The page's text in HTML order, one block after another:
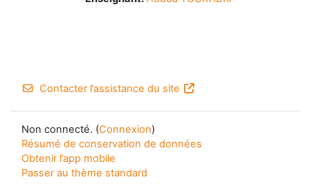
Contacter l’assistance du site
Non connecté. (Connexion)
Résumé de conservation de données
Obtenir l’app mobile
Passer au thème standard